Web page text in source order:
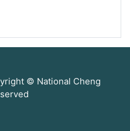
© National Cheng